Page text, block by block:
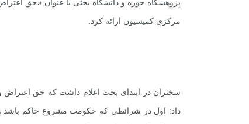
پژوهشگاه حوزه و دانشگاه بحثی با عنوان «حق
مرکزی کمیسیون ارائه کرد.
سخنران در ابتدای بحث اعلام داشت که حق اعتراض
داد: اول در شرائطی که حکومت مشروع حاکم باشد